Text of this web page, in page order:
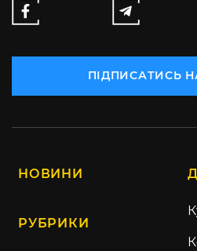
ПІДПИСАТИСЬ
НОВИНИ
РУБРИКИ